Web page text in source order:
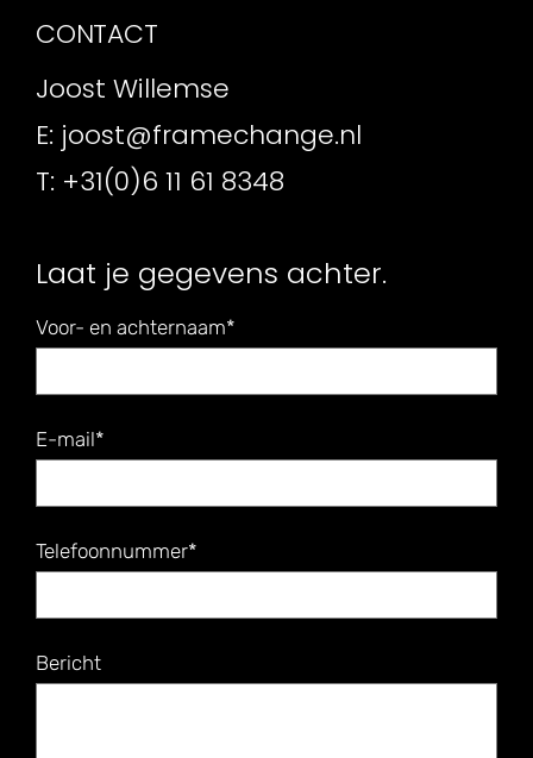
CONTACT
Joost Willemse
E: joost@framechange.nl
T: +31(0)6 11 61 8348
Laat je gegevens achter.
Voor- en achternaam*
E-mail*
Telefoonnummer*
Bericht